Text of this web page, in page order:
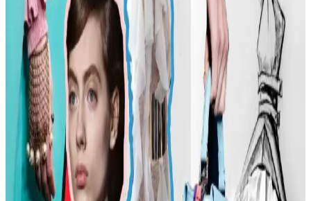
Kadın Modasında Beden Tipi, Sürdürülebilirlik ve
Mevsime Uygun Stil Önerileri
Kadın modasında beden tipine uygun kıyafet seçimi, sürdürülebilir
markalar ve mevsimsel kombin önerileri ele alınmaktadır. Estetik ve
konforu birleştiren pratik stil yaklaşımları sunulmaktadır.
Kadın Moda Tavsiyeleri: Günlük Stil Önerileri,
Vücut Şekline Uygun Giysiler ve Kombin İpuçları
Kadın modasında renk uyumu, vücut şekline uygun giysiler, rahat
ayakkabılar ve aksesuar seçimi gibi konularda pratik öneriler
sunulmaktadır. Stil ikonlarından ilham alınarak sürdürülebilir moda
tercihleri vurgulanıyor.